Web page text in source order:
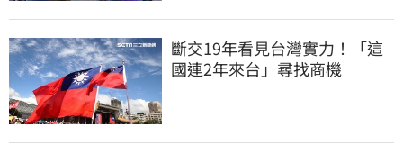
斷交19年看見台灣實力！「這
國連2年來台」尋找商機